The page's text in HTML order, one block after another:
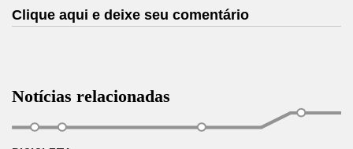
Clique aqui e deixe seu comentário
Notícias relacionadas